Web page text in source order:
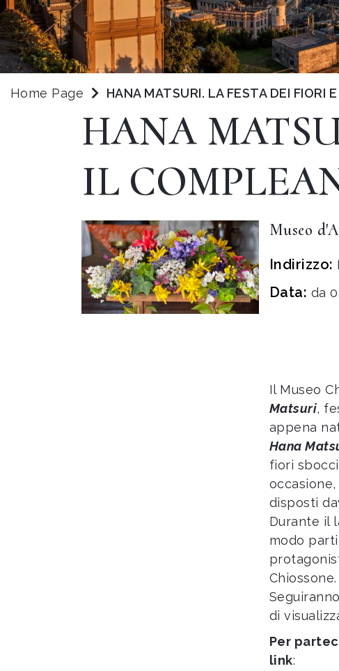
Home Page HANA MATSURI. LA FESTA DEI FIORI
HANA
IL
Museo
Indirizzo:
Data: da
Il Museo
Matsuri,
appena
Hana
fiori
disposti
Durante il
modo
Chiossone.
di
Per
link: